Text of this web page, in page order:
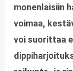
monenlaisiin
voimaa,
voi suorittaa